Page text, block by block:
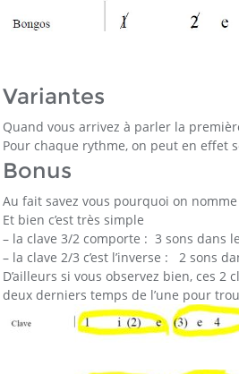
Variantes
Quand vous arrivez à parler la
Pour chaque rythme, on peut en effet
Bonus
Au fait savez vous pourquoi on
Et bien c’est très simple
– la clave 3/2 comporte : 3 sons dans
– la clave 2/3 c’est l’inverse : 2 sons
D’ailleurs si vous observez bien, ces
deux derniers temps de l’une pour